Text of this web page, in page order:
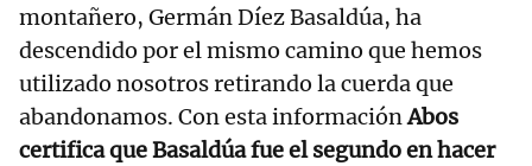
montañero, Germán Díez Basaldúa, ha
descendido por el mismo camino que hemos
utilizado nosotros retirando la cuerda que
abandonamos. Con esta informaciónAbos
certifica que Basaldúa fue el segundo en hacer